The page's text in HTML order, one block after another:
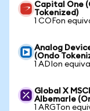
Capital One
Tokenized)
1 COFon
Analog
(Ondo
1 ADIon
Global X
Albemarle
1 ARGTon